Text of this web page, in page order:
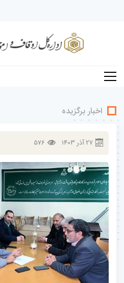
اخبار برگزیده
27آذر 1403
576